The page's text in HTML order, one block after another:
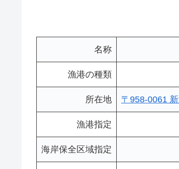
名称
漁港の種類
所在地 〒958-0061
漁港指定
海岸保全区域指定